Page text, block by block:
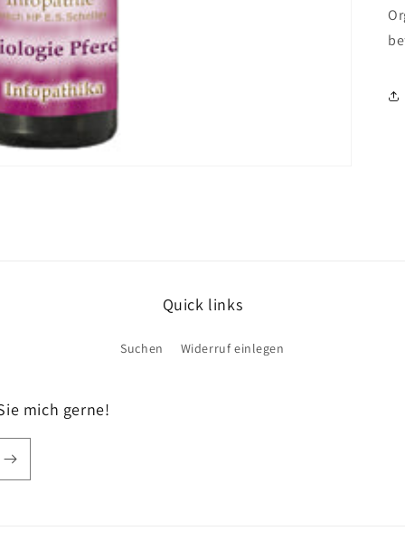
Quick links
Suchen Widerruf einlegen
mich gerne!